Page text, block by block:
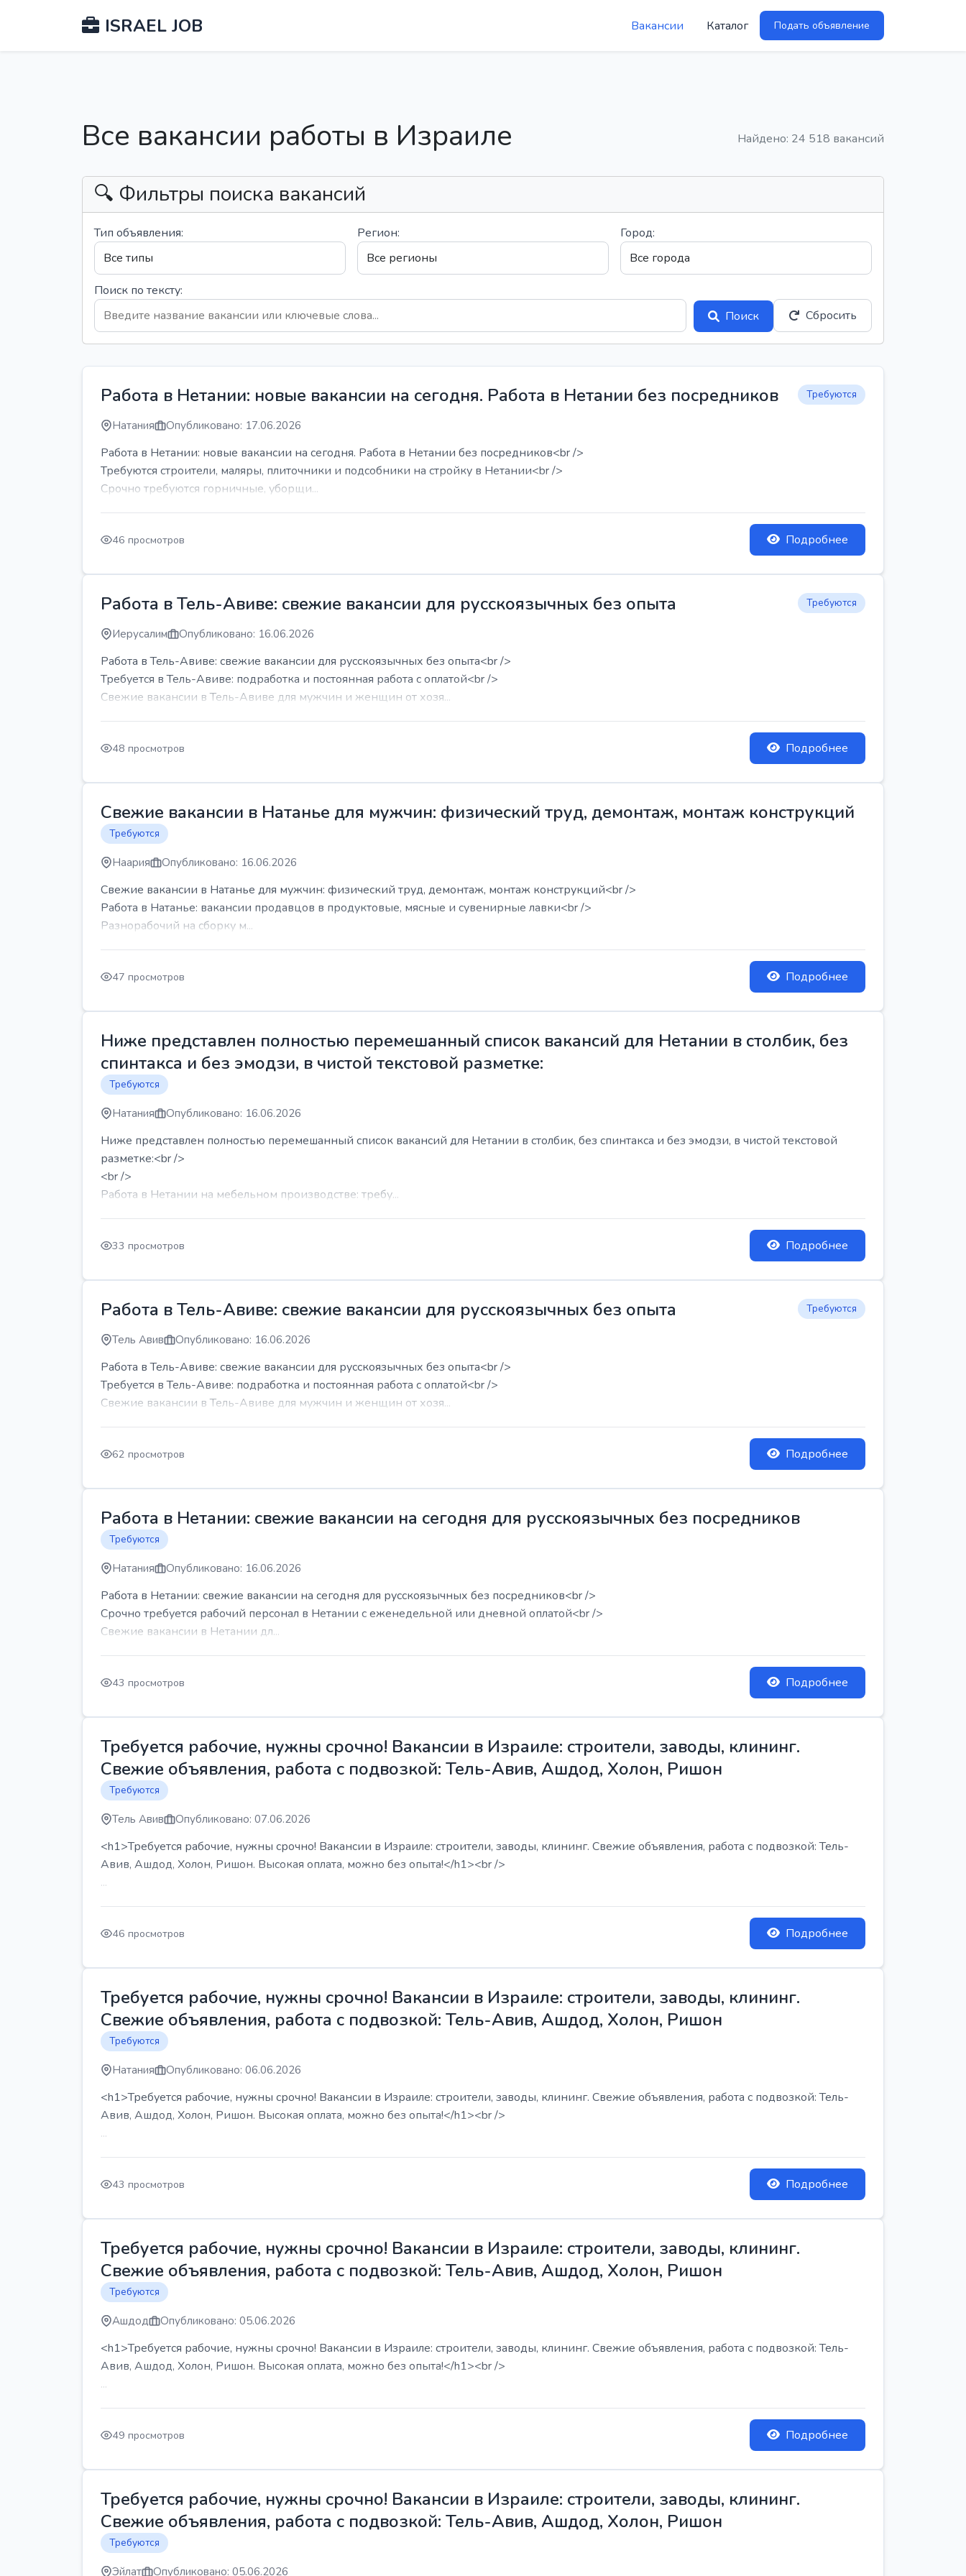
ISRAEL JOB Вакансии Каталог Подать объявление
Все вакансии работы в Израиле Найдено: 24 518 вакансий
🔍 Фильтры поиска вакансий
Тип объявления: Регион: Город:
Поиск по тексту:
Поиск
Сбросить
Работа в Нетании: новые вакансии на сегодня. Работа в Нетании без посредников Требуются
Натания Опубликовано: 17.06.2026
Работа в Нетании: новые вакансии на сегодня. Работа в Нетании без посредников<br />
Требуются строители, маляры, плиточники и подсобники на стройку в Нетании<br />
Срочно требуются горничные, уборщи...
46 просмотров Подробнее
Работа в Тель-Авиве: свежие вакансии для русскоязычных без опыта Требуются
Иерусалим Опубликовано: 16.06.2026
Работа в Тель-Авиве: свежие вакансии для русскоязычных без опыта<br />
Требуется в Тель-Авиве: подработка и постоянная работа с оплатой<br />
Свежие вакансии в Тель-Авиве для мужчин и женщин от хозя...
48 просмотров Подробнее
Свежие вакансии в Натанье для мужчин: физический труд, демонтаж, монтаж конструкций
Требуются
Наария Опубликовано: 16.06.2026
Свежие вакансии в Натанье для мужчин: физический труд, демонтаж, монтаж конструкций<br />
Работа в Натанье: вакансии продавцов в продуктовые, мясные и сувенирные лавки<br />
Разнорабочий на сборку м...
47 просмотров Подробнее
Ниже представлен полностью перемешанный список вакансий для Нетании в столбик, без
спинтакса и без эмодзи, в чистой текстовой разметке:
Требуются
Натания Опубликовано: 16.06.2026
Ниже представлен полностью перемешанный список вакансий для Нетании в столбик, без спинтакса и без эмодзи, в чистой текстовой
разметке:<br />
<br />
Работа в Нетании на мебельном производстве: требу...
33 просмотров Подробнее
Работа в Тель-Авиве: свежие вакансии для русскоязычных без опыта Требуются
Тель Авив Опубликовано: 16.06.2026
Работа в Тель-Авиве: свежие вакансии для русскоязычных без опыта<br />
Требуется в Тель-Авиве: подработка и постоянная работа с оплатой<br />
Свежие вакансии в Тель-Авиве для мужчин и женщин от хозя...
62 просмотров Подробнее
Работа в Нетании: свежие вакансии на сегодня для русскоязычных без посредников
Требуются
Натания Опубликовано: 16.06.2026
Работа в Нетании: свежие вакансии на сегодня для русскоязычных без посредников<br />
Срочно требуется рабочий персонал в Нетании с еженедельной или дневной оплатой<br />
Свежие вакансии в Нетании дл...
43 просмотров Подробнее
Требуется рабочие, нужны срочно! Вакансии в Израиле: строители, заводы, клининг.
Свежие объявления, работа с подвозкой: Тель-Авив, Ашдод, Холон, Ришон
Требуются
Тель Авив Опубликовано: 07.06.2026
<h1>Требуется рабочие, нужны срочно! Вакансии в Израиле: строители, заводы, клининг. Свежие объявления, работа с подвозкой: Тель-
Авив, Ашдод, Холон, Ришон. Высокая оплата, можно без опыта!</h1><br />
...
46 просмотров Подробнее
Требуется рабочие, нужны срочно! Вакансии в Израиле: строители, заводы, клининг.
Свежие объявления, работа с подвозкой: Тель-Авив, Ашдод, Холон, Ришон
Требуются
Натания Опубликовано: 06.06.2026
<h1>Требуется рабочие, нужны срочно! Вакансии в Израиле: строители, заводы, клининг. Свежие объявления, работа с подвозкой: Тель-
Авив, Ашдод, Холон, Ришон. Высокая оплата, можно без опыта!</h1><br />
...
43 просмотров Подробнее
Требуется рабочие, нужны срочно! Вакансии в Израиле: строители, заводы, клининг.
Свежие объявления, работа с подвозкой: Тель-Авив, Ашдод, Холон, Ришон
Требуются
Ашдод Опубликовано: 05.06.2026
<h1>Требуется рабочие, нужны срочно! Вакансии в Израиле: строители, заводы, клининг. Свежие объявления, работа с подвозкой: Тель-
Авив, Ашдод, Холон, Ришон. Высокая оплата, можно без опыта!</h1><br />
...
49 просмотров Подробнее
Требуется рабочие, нужны срочно! Вакансии в Израиле: строители, заводы, клининг.
Свежие объявления, работа с подвозкой: Тель-Авив, Ашдод, Холон, Ришон
Требуются
Эйлат Опубликовано: 05.06.2026